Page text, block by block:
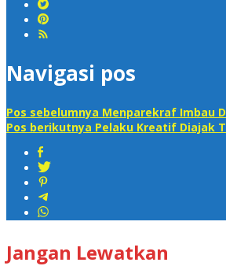
Navigasi pos
Pos sebelumnya Menparekraf Imbau
Pos berikutnya Pelaku Kreatif Diajak
Jangan Lewatkan